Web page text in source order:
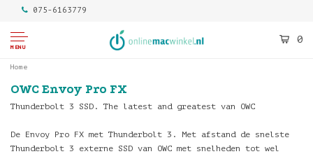
075-6163779
MENU
0
Home
OWC Envoy Pro FX
Thunderbolt 3 SSD. The latest and greatest van OWC
De Envoy Pro FX met Thunderbolt 3. Met afstand de snelste
Thunderbolt 3 externe SSD van OWC met snelheden tot wel